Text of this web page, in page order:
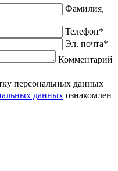
Фамилия,
Телефон*
Эл. почта*
Комментарий
персональных данных
данных ознакомлен